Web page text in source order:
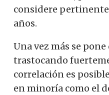
considere
años.
Una vez más se
trastocando
correlación es
en minoría como el